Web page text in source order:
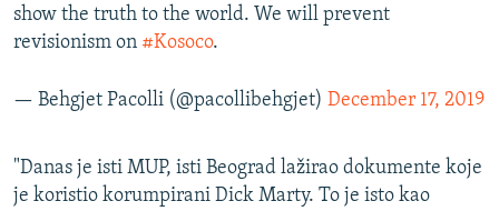
show the truth to the world. We will prevent
revisionism on #Kosoco.
— Behgjet Pacolli (@pacollibehgjet) December 17, 2019
"Danas je isti MUP, isti Beograd lažirao dokumente koje
je koristio korumpirani Dick Marty. To je isto kao